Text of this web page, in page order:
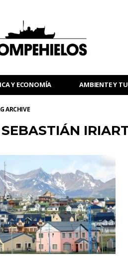
Y ECONOMÍA AMBIENTE Y
ARCHIVE